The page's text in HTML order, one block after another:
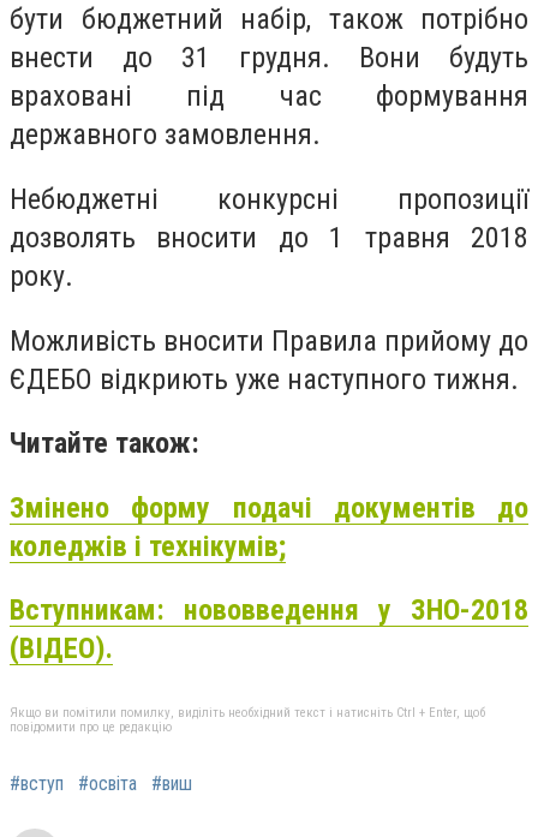
бути бюджетний набір, також потрібно
внести до 31 грудня. Вони будуть
враховані під час формування
державного замовлення.
Небюджетні конкурсні пропозиції
дозволять вносити до 1 травня 2018
року.
Можливість вносити Правила прийому до
ЄДЕБО відкриють уже наступного тижня.
Читайте також:
Змінено форму подачі документів до
коледжів і технікумів;
Вступникам: нововведення у ЗНО-2018
(ВІДЕО).
Якщо ви помітили помилку, виділіть необхідний текст і натисніть Ctrl + Enter, щоб
повідомити про це редакцію
#вступ #освіта #виш